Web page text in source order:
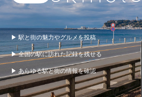
▶ 駅と街の魅力やグルメを投稿
▶ 全国の駅に訪れた記録を残せる
▶ あらゆる駅と街の情報を確認